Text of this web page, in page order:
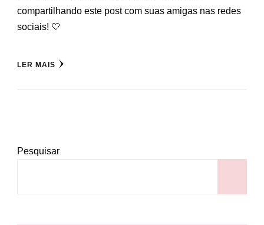
compartilhando este post com suas amigas nas redes
sociais! 🤍
LER MAIS
Pesquisar